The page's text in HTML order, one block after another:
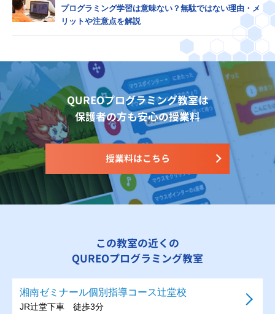
プログラミング学習は意味ない？無駄ではない理由・メ
リットや注意点を解説
QUREOプログラミング教室は
保護者の方も安心の授業料
授業料はこちら
この教室の近くの
QUREOプログラミング教室
湘南ゼミナール個別指導コース辻堂校
JR辻堂下車 徒歩3分